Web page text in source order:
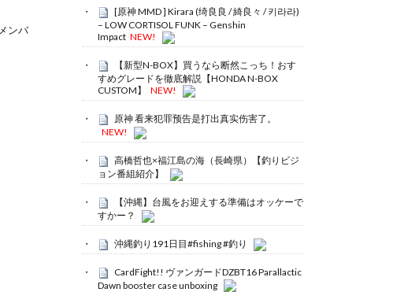
ンバ
[原神 MMD ] Kirara (绮良良 / 綺良々 / 키라라)
– LOW CORTISOL FUNK – Genshin
Impact NEW!
【新型N-BOX】買うなら断然こっち！おす
すめグレードを徹底解説【HONDA N-BOX
CUSTOM】
NEW!
原神 看来犯罪预告是打出真实伤害了。
NEW!
高橋哲也×福江島の海（長崎県）【釣りビジ
ョン番組紹介】
【沖縄】台風をお迎えする準備はオッケーで
すかー？
沖縄釣り191日目#fishing #釣り
CardFight!! ヴァンガードDZBT16 Parallactic
Dawn booster case unboxing